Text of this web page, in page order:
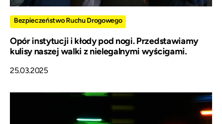
Bezpieczeństwo Ruchu Drogowego
Opór instytucji i kłody pod nogi. Przedstawiamy
kulisy naszej walki z nielegalnymi wyścigami.
25.03.2025